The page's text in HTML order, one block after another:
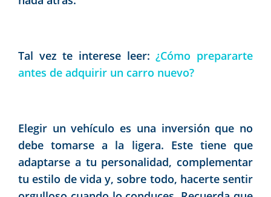
Tal vez te interese leer:¿Cómo prepararte
antes de adquirir un carro nuevo?
Elegir un vehículo es una inversión que no
debe tomarse a la ligera. Este tiene que
adaptarse a tu personalidad, complementar
tu estilo de vida y, sobre todo, hacerte sentir